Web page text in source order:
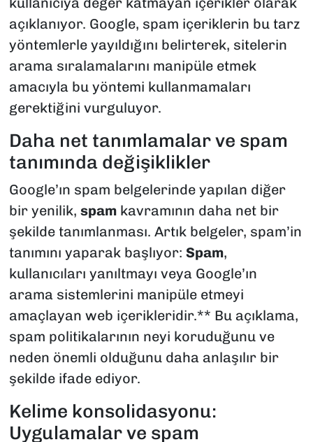
açıklanıyor. Google, spam içeriklerin bu tarz
yöntemlerle yayıldığını belirterek, sitelerin
arama sıralamalarını manipüle etmek
amacıyla bu yöntemi kullanmamaları
gerektiğini vurguluyor.
Daha net tanımlamalar ve spam
tanımında değişiklikler
Google’ın spam belgelerinde yapılan diğer
bir yenilik, spamkavramının daha net bir
şekilde tanımlanması. Artık belgeler, spam’in
tanımını yaparak başlıyor: Spam,
kullanıcıları yanıltmayı veya Google’ın
arama sistemlerini manipüle etmeyi
amaçlayan web içerikleridir.** Bu açıklama,
spam politikalarının neyi koruduğunu ve
neden önemli olduğunu daha anlaşılır bir
şekilde ifade ediyor.
Kelime konsolidasyonu:
Uygulamalar ve spam